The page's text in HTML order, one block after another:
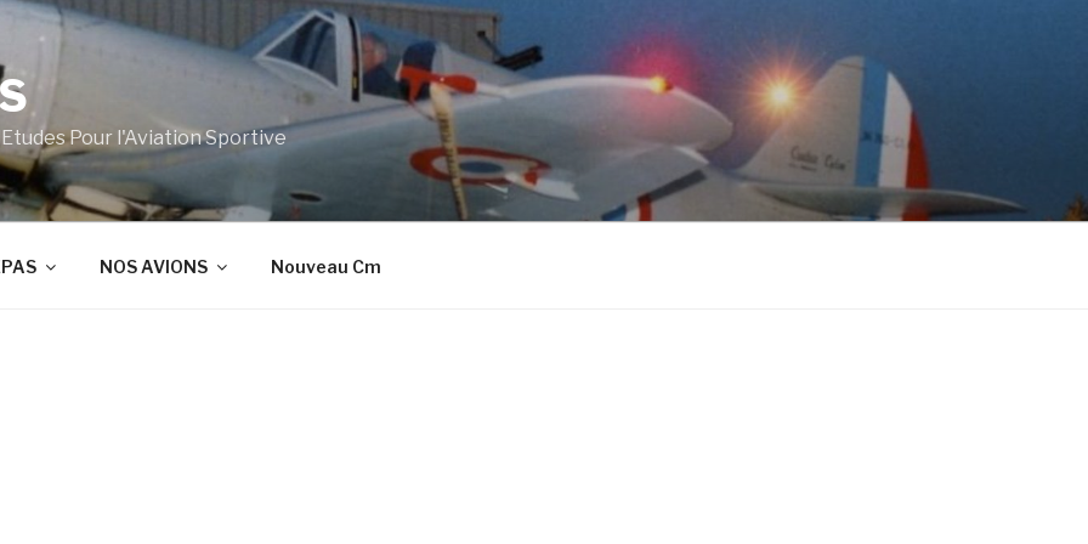
Pour l'Aviation Sportive
NOS AVIONS Nouveau Cm